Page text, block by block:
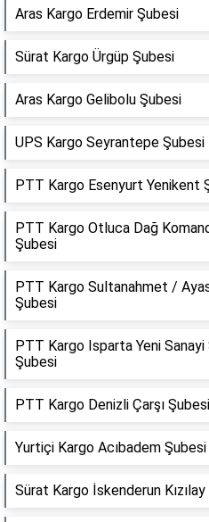
Aras Kargo Erdemir Şubesi
Sürat Kargo Ürgüp Şubesi
Aras Kargo Gelibolu Şubesi
UPS Kargo Seyrantepe Şubesi
PTT Kargo Esenyurt Yenikent
PTT Kargo Otluca Dağ
Şubesi
PTT Kargo Sultanahmet /
Şubesi
PTT Kargo Isparta Yeni
Şubesi
PTT Kargo Denizli Çarşı Şubesi
Yurtiçi Kargo Acıbadem Şubesi
Sürat Kargo İskenderun